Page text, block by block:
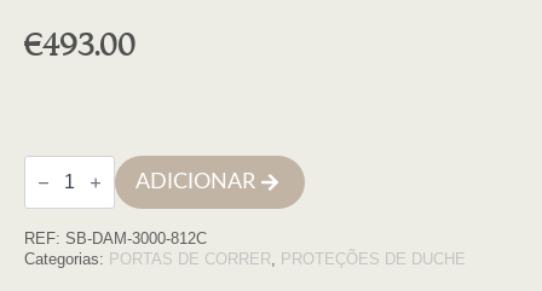
€493.00
Quantidade
de
Cabine
Damasco
80x120x195
ADICIONAR
REF: SB-DAM-3000-812C
Categorias: PORTAS DE CORRER, PROTEÇÕES DE DUCHE